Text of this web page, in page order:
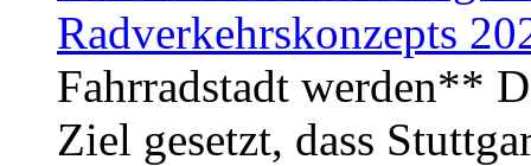
Radverkehrskonzepts
Fahrradstadt werden**
Ziel gesetzt, dass